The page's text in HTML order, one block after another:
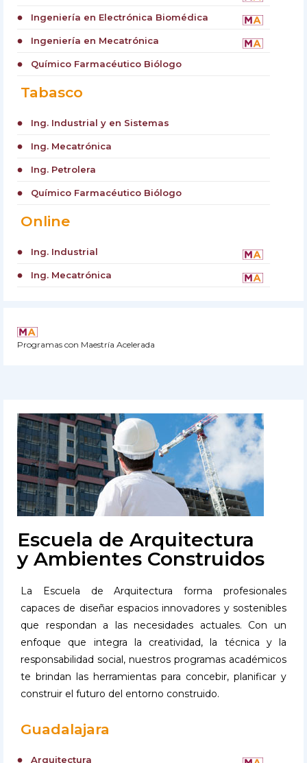
circle Ingeniería en Electrónica Biomédica
circle Ingeniería en Mecatrónica
circle Químico Farmacéutico Biólogo
Tabasco
circle Ing. Industrial y en Sistemas
circle Ing. Mecatrónica
circle Ing. Petrolera
circle Químico Farmacéutico Biólogo
Online
circle Ing. Industrial
circle Ing. Mecatrónica
Programas con Maestría Acelerada
Escuela de Arquitectura
y Ambientes Construidos
La Escuela de Arquitectura forma profesionales
capaces de diseñar espacios innovadores y sostenibles
que respondan a las necesidades actuales. Con un
enfoque que integra la creatividad, la técnica y la
responsabilidad social, nuestros programas académicos
te brindan las herramientas para concebir, planificar y
construir el futuro del entorno construido.
Guadalajara
circle Arquitectura